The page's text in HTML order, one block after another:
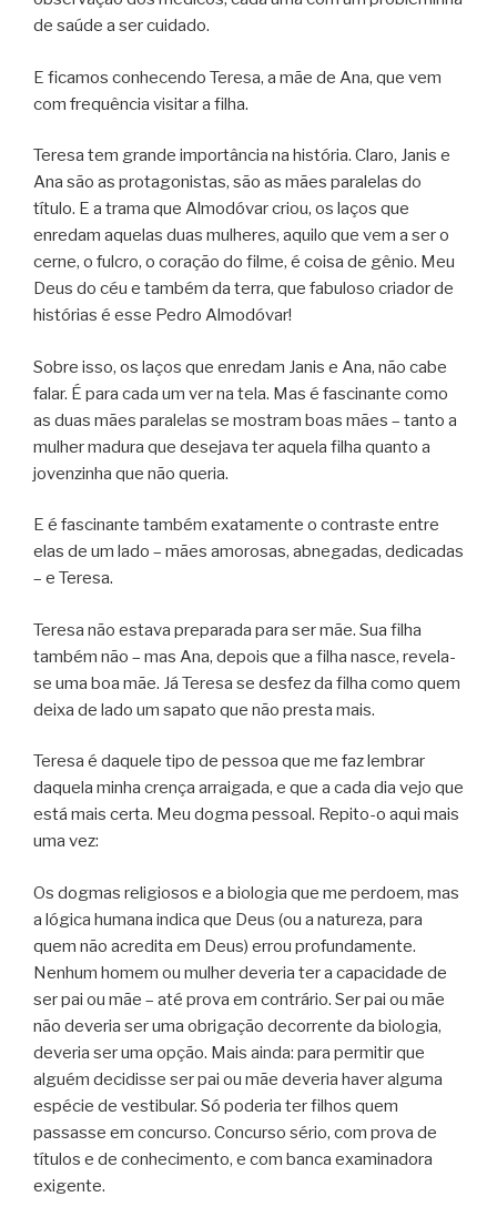
de saúde a ser cuidado.
E ficamos conhecendo Teresa, a mãe de Ana, que vem
com frequência visitar a filha.
Teresa tem grande importância na história. Claro, Janis e
Ana são as protagonistas, são as mães paralelas do
título. E a trama que Almodóvar criou, os laços que
enredam aquelas duas mulheres, aquilo que vem a ser o
cerne, o fulcro, o coração do filme, é coisa de gênio. Meu
Deus do céu e também da terra, que fabuloso criador de
histórias é esse Pedro Almodóvar!
Sobre isso, os laços que enredam Janis e Ana, não cabe
falar. É para cada um ver na tela. Mas é fascinante como
as duas mães paralelas se mostram boas mães – tanto a
mulher madura que desejava ter aquela filha quanto a
jovenzinha que não queria.
E é fascinante também exatamente o contraste entre
elas de um lado – mães amorosas, abnegadas, dedicadas
– e Teresa.
Teresa não estava preparada para ser mãe. Sua filha
também não – mas Ana, depois que a filha nasce, revela-
se uma boa mãe. Já Teresa se desfez da filha como quem
deixa de lado um sapato que não presta mais.
Teresa é daquele tipo de pessoa que me faz lembrar
daquela minha crença arraigada, e que a cada dia vejo que
está mais certa. Meu dogma pessoal. Repito-o aqui mais
uma vez:
Os dogmas religiosos e a biologia que me perdoem, mas
a lógica humana indica que Deus (ou a natureza, para
quem não acredita em Deus) errou profundamente.
Nenhum homem ou mulher deveria ter a capacidade de
ser pai ou mãe – até prova em contrário. Ser pai ou mãe
não deveria ser uma obrigação decorrente da biologia,
deveria ser uma opção. Mais ainda: para permitir que
alguém decidisse ser pai ou mãe deveria haver alguma
espécie de vestibular. Só poderia ter filhos quem
passasse em concurso. Concurso sério, com prova de
títulos e de conhecimento, e com banca examinadora
exigente.